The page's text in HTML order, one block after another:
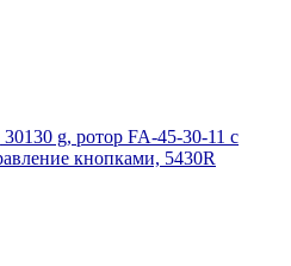
g, ротор FA-45-30-11 с
кнопками, 5430R